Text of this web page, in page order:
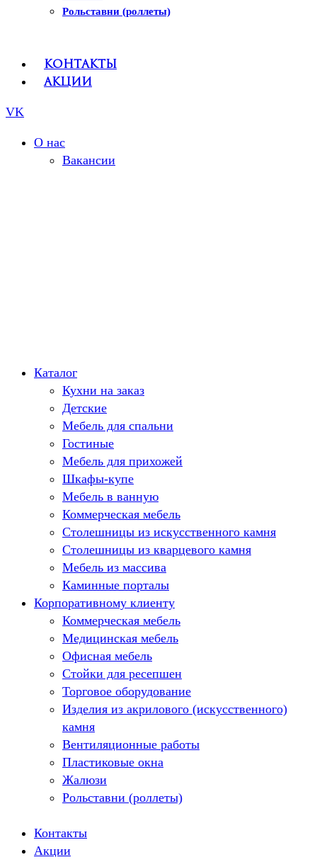
Рольставни (роллеты)
Контакты
Акции
VK
О нас
Вакансии
Каталог
Кухни на заказ
Детские
Мебель для спальни
Гостиные
Мебель для прихожей
Шкафы-купе
Мебель в ванную
Коммерческая мебель
Столешницы из искусственного камня
Столешницы из кварцевого камня
Мебель из массива
Каминные порталы
Камины Dimplex
Искусственный камень White Hills
Балконы ПВХ
Пластиковые окна
Жалюзи
Рулонные шторы
Корпоративному клиенту
Коммерческая мебель
Медицинская мебель
Офисная мебель
Стойки для ресепшен
Торговое оборудование
Изделия из акрилового (искусственного)
камня
Вентиляционные работы
Пластиковые окна
Жалюзи
Рольставни (роллеты)
Контакты
Акции